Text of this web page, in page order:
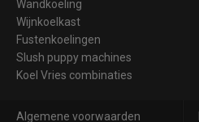
Wandkoeling
Wijnkoelkast
Fustenkoelingen
Slush puppy machines
Koel Vries combinaties
Algemene voorwaarden